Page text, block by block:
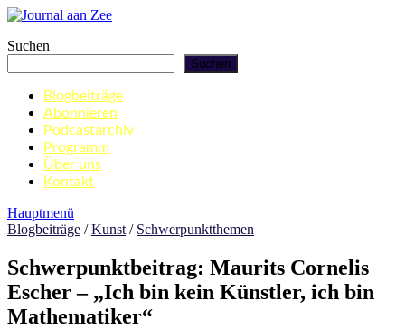
Zum
springen
Journal aan Zee
Suchen
Suchen
Blogbeiträge
Abonnieren
Podcastarchiv
Programm
Über uns
Kontakt
Hauptmenü
Blogbeiträge /Kunst / Schwerpunktthemen
Schwerpunktbeitrag: Maurits Cornelis
Escher – „Ich bin kein Künstler, ich bin
Mathematiker“